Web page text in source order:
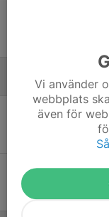
Västra
Sön 7
Lindö FF -
Ons 17
18:15
Stegeborgs
Vi använder
webbplats
även för